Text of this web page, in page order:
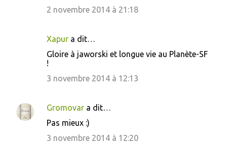
2 novembre 2014 à 21:18
Xapur a dit…
Gloire à jaworski et longue vie au Planète-SF
!
3 novembre 2014 à 12:13
Gromovar a dit…
Pas mieux :)
3 novembre 2014 à 12:20